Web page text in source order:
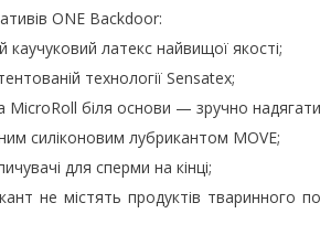
ONE Backdoor:
латекс найвищої якості;
технології Sensatex;
MicroRoll біля основи — зручно
силіконовим лубрикантом MOVE;
для сперми на кінці;
не містять продуктів тваринного